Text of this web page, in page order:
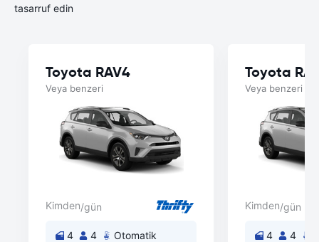
tasarruf edin
Toyota RAV4
Veya benzeri
Kimden/gün
4 4 Otomatik
Toyota
Veya benzeri
Kimden/gün
4 4